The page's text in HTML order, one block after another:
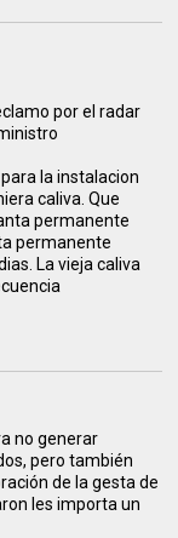
por el radar
la instalacion
caliva. Que
permanente
permanente
La vieja caliva
no generar
pero también
de la gesta de
les importa un